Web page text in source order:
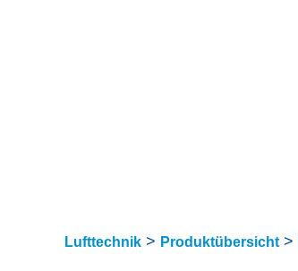
Lufttechnik > Produktübersicht>